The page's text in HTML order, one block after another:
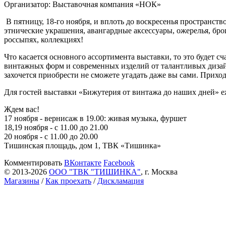
Организатор: Выставочная компания «НОК»
В пятницу, 18-го ноября, и вплоть до воскресенья
этнические украшения, авангардные аксессуары, ожерелья,
россыпях, коллекциях!
Что касается основного ассортимента выставки, то это будет
винтажных форм и современных изделий от талантливых
захочется приобрести не сможете угадать даже вы сами.
Для гостей выставки «Бижутерия от винтажа до наших дней»
Ждем вас!
17 ноября - вернисаж в 19.00: живая музыка, фуршет
18,19 ноября - с 11.00 до 21.00
20 ноября - с 11.00 до 20.00
Тишинская площадь, дом 1, ТВК «Тишинка»
Комментировать ВКонтакте Facebook
© 2013-2026 ООО "ТВК "ТИШИНКА", г. Москва
Магазины /Как проехать / Дискламация